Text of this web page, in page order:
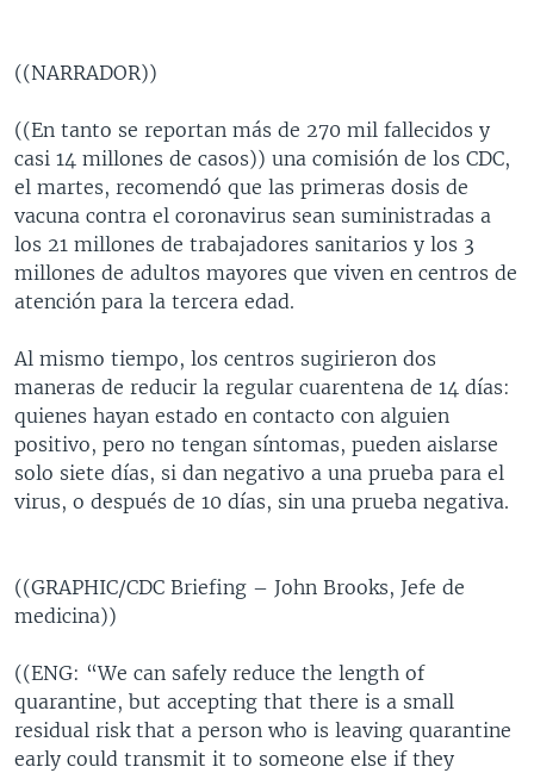
((NARRADOR))
((En tanto se reportan más de 270 mil fallecidos y
casi 14 millones de casos)) una comisión de los CDC,
el martes, recomendó que las primeras dosis de
vacuna contra el coronavirus sean suministradas a
los 21 millones de trabajadores sanitarios y los 3
millones de adultos mayores que viven en centros de
atención para la tercera edad.
Al mismo tiempo, los centros sugirieron dos
maneras de reducir la regular cuarentena de 14 días:
quienes hayan estado en contacto con alguien
positivo, pero no tengan síntomas, pueden aislarse
solo siete días, si dan negativo a una prueba para el
virus, o después de 10 días, sin una prueba negativa.
((GRAPHIC/CDC Briefing – John Brooks, Jefe de
medicina))
((ENG: “We can safely reduce the length of
quarantine, but accepting that there is a small
residual risk that a person who is leaving quarantine
early could transmit it to someone else if they